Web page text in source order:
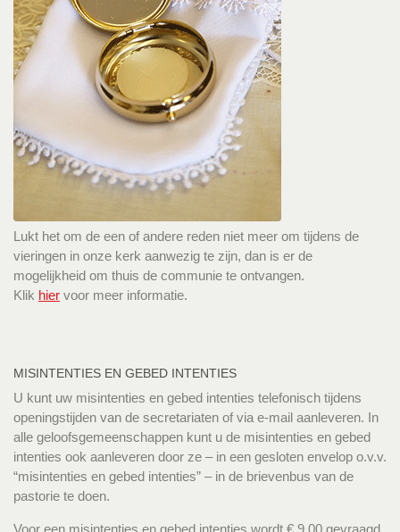
Lukt het om de een of andere reden niet meer om tijdens de
vieringen in onze kerk aanwezig te zijn, dan is er de
mogelijkheid om thuis de communie te ontvangen.
Klik hier voor meer informatie.
MISINTENTIES EN GEBED INTENTIES
U kunt uw misintenties en gebed intenties telefonisch tijdens
openingstijden van de secretariaten of via e-mail aanleveren. In
alle geloofsgemeenschappen kunt u de misintenties en gebed
intenties ook aanleveren door ze – in een gesloten envelop o.v.v.
“misintenties en gebed intenties” – in de brievenbus van de
pastorie te doen.
Voor een misintenties en gebed intenties wordt € 9,00 gevraagd.